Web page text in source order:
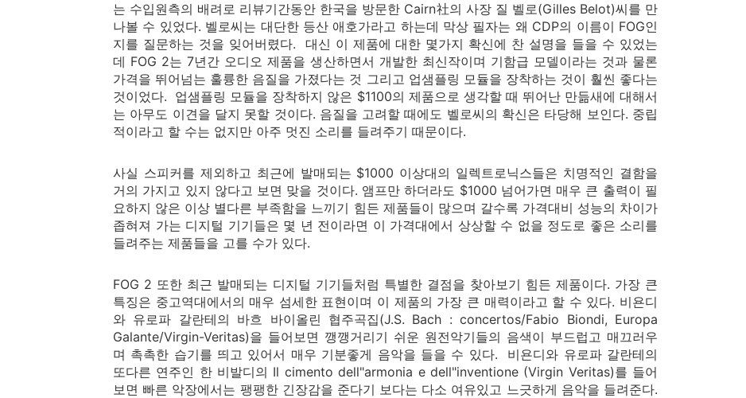
는 수입원측의 배려로 리뷰기간동안 한국을 방문한 Cairn社의 사장 질 벨로(Gilles Belot)씨를 만
나볼 수 있었다. 벨로씨는 대단한 등산 애호가라고 하는데 막상 필자는 왜 CDP의 이름이 FOG인
지를 질문하는 것을 잊어버렸다. 대신 이 제품에 대한 몇가지 확신에 찬 설명을 들을 수 있었는
데 FOG 2는 7년간 오디오 제품을 생산하면서 개발한 최신작이며 기함급 모델이라는 것과 물론
가격을 뛰어넘는 훌륭한 음질을 가졌다는 것 그리고 업샘플링 모듈을 장착하는 것이 훨씬 좋다는
것이었다. 업샘플링 모듈을 장착하지 않은 $1100의 제품으로 생각할 때 뛰어난 만듦새에 대해서
는 아무도 이견을 달지 못할 것이다. 음질을 고려할 때에도 벨로씨의 확신은 타당해 보인다. 중립
적이라고 할 수는 없지만 아주 멋진 소리를 들려주기 때문이다.
사실 스피커를 제외하고 최근에 발매되는 $1000 이상대의 일렉트로닉스들은 치명적인 결함을
거의 가지고 있지 않다고 보면 맞을 것이다. 앰프만 하더라도 $1000 넘어가면 매우 큰 출력이 필
요하지 않은 이상 별다른 부족함을 느끼기 힘든 제품들이 많으며 갈수록 가격대비 성능의 차이가
좁혀져 가는 디지털 기기들은 몇 년 전이라면 이 가격대에서 상상할 수 없을 정도로 좋은 소리를
들려주는 제품들을 고를 수가 있다.
FOG 2 또한 최근 발매되는 디지털 기기들처럼 특별한 결점을 찾아보기 힘든 제품이다. 가장 큰
특징은 중고역대에서의 매우 섬세한 표현이며 이 제품의 가장 큰 매력이라고 할 수 있다. 비욘디
와 유로파 갈란테의 바흐 바이올린 협주곡집(J.S. Bach : concertos/Fabio Biondi, Europa
Galante/Virgin-Veritas)을 들어보면 깽깽거리기 쉬운 원전악기들의 음색이 부드럽고 매끄러우
며 촉촉한 습기를 띄고 있어서 매우 기분좋게 음악을 들을 수 있다. 비욘디와 유로파 갈란테의
또다른 연주인 한 비발디의 Il cimento dell"armonia e dell"inventione (Virgin Veritas)를 들어
보면 빠른 악장에서는 팽팽한 긴장감을 준다기 보다는 다소 여유있고 느긋하게 음악을 들려준다.